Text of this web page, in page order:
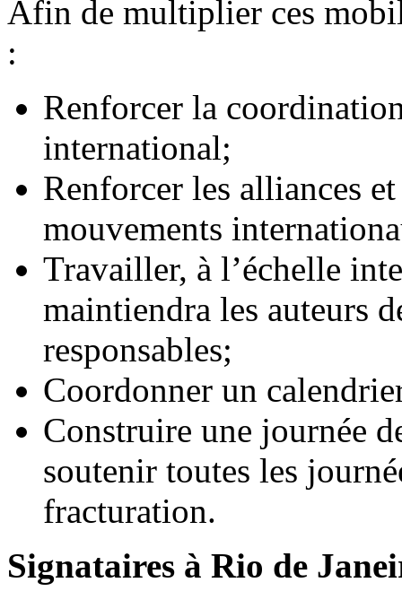
Afin de multiplier ces
:
Renforcer la
international;
Renforcer les alliances
mouvements
Travailler, à l’échelle
maintiendra les auteurs
responsables;
Coordonner un
Construire une journée
soutenir toutes les
fracturation.
Signataires à Rio de